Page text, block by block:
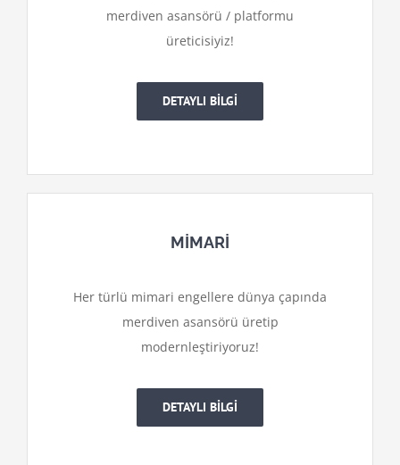
merdiven asansörü / platformu
üreticisiyiz!
DETAYLI BİLGİ
MİMARİ
Her türlü mimari engellere dünya çapında
merdiven asansörü üretip
modernleştiriyoruz!
DETAYLI BİLGİ